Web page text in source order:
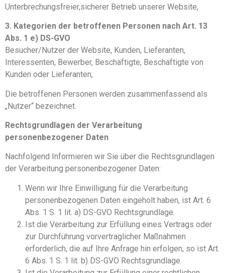
Unterbrechungsfreier,sicherer Betrieb unserer Website,
3. Kategorien der betroffenen Personen nach Art. 13
Abs. 1 e) DS-GVO
Besucher/Nutzer der Website, Kunden, Lieferanten,
Interessenten, Bewerber, Beschäftigte, Beschäftigte von
Kunden oder Lieferanten,
Die betroffenen Personen werden zusammenfassend als
„Nutzer“ bezeichnet.
Rechtsgrundlagen der Verarbeitung
personenbezogener Daten
Nachfolgend Informieren wir Sie über die Rechtsgrundlagen
der Verarbeitung personenbezogener Daten:
Wenn wir Ihre Einwilligung für die Verarbeitung
personenbezogenen Daten eingeholt haben, ist Art. 6
Abs. 1 S. 1 lit. a) DS-GVO Rechtsgrundlage.
Ist die Verarbeitung zur Erfüllung eines Vertrags oder
zur Durchführung vorvertraglicher Maßnahmen
erforderlich, die auf Ihre Anfrage hin erfolgen, so ist Art.
6 Abs. 1 S. 1 lit. b) DS-GVO Rechtsgrundlage.